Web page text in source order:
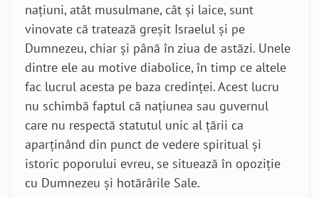
națiuni, atât musulmane, cât și laice, sunt
vinovate că tratează greșit Israelul și pe
Dumnezeu, chiar și până în ziua de astăzi. Unele
dintre ele au motive diabolice, în timp ce altele
fac lucrul acesta pe baza credinței. Acest lucru
nu schimbă faptul că națiunea sau guvernul
care nu respectă statutul unic al țării ca
aparținând din punct de vedere spiritual și
istoric poporului evreu, se situează în opoziție
cu Dumnezeu și hotărârile Sale.